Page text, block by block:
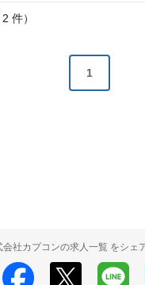
件）
1
会社カプコンの求人一覧 をシェ